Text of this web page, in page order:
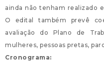
ainda não tenham realizado
O edital também prevê
avaliação do Plano de
mulheres, pessoas pretas,
Cronograma: